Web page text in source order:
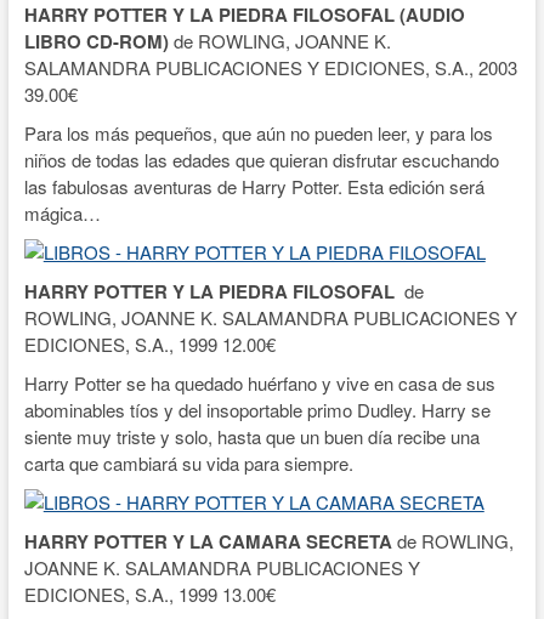
HARRY POTTER Y LA PIEDRA FILOSOFAL (AUDIO
LIBRO CD-ROM)de ROWLING, JOANNE K.
SALAMANDRA PUBLICACIONES Y EDICIONES, S.A., 2003
39.00€
Para los más pequeños, que aún no pueden leer, y para los
niños de todas las edades que quieran disfrutar escuchando
las fabulosas aventuras de Harry Potter. Esta edición será
mágica…
HARRY POTTER Y LA PIEDRA FILOSOFAL de
ROWLING, JOANNE K. SALAMANDRA PUBLICACIONES Y
EDICIONES, S.A., 1999 12.00€
Harry Potter se ha quedado huérfano y vive en casa de sus
abominables tíos y del insoportable primo Dudley. Harry se
siente muy triste y solo, hasta que un buen día recibe una
carta que cambiará su vida para siempre.
HARRY POTTER Y LA CAMARA SECRETAde ROWLING,
JOANNE K. SALAMANDRA PUBLICACIONES Y
EDICIONES, S.A., 1999 13.00€